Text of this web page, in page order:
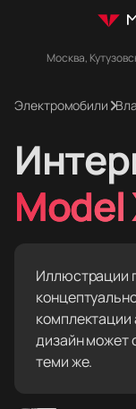
Москва,
Электромобили
Model
Иллюстрации
дизайн может
теми же.